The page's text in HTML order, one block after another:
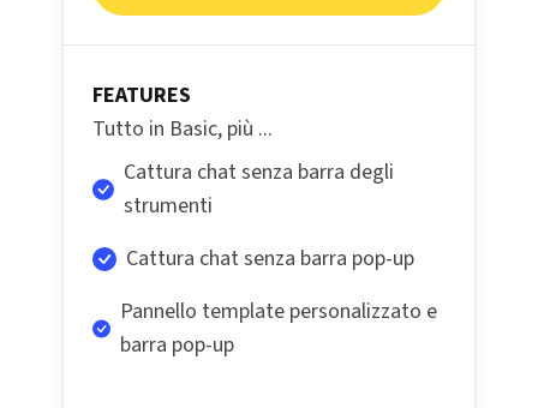
FEATURES
Tutto in Basic, più ...
Cattura chat senza barra degli
strumenti
Cattura chat senza barra pop-up
Pannello template personalizzato e
barra pop-up